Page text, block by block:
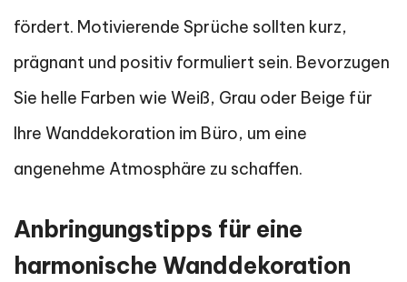
fördert. Motivierende Sprüche sollten kurz,
prägnant und positiv formuliert sein. Bevorzugen
Sie helle Farben wie Weiß, Grau oder Beige für
Ihre Wanddekoration im Büro, um eine
angenehme Atmosphäre zu schaffen.
Anbringungstipps für eine
harmonische Wanddekoration